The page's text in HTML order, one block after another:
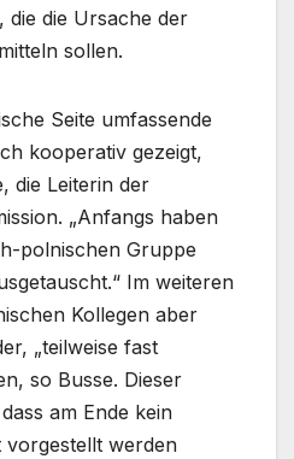
die die Ursache der
sollen.
Seite umfassende
kooperativ gezeigt,
die Leiterin der
„Anfangs haben
polnischen Gruppe
Im weiteren
Kollegen aber
„teilweise fast
so Busse. Dieser
am Ende kein
vorgestellt werden